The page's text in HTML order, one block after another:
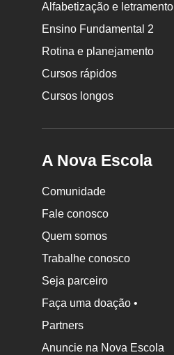
Alfabetização e letramento
Ensino Fundamental 2
Rotina e planejamento
Cursos rápidos
Cursos longos
A Nova Escola
Comunidade
Fale conosco
Quem somos
Trabalhe conosco
Seja parceiro
Faça uma doação •
Partners
Anuncie na Nova Escola